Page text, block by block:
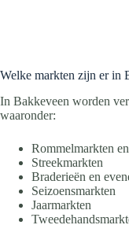
Welke markten zijn er in
In Bakkeveen worden
waaronder:
Rommelmarkten
Streekmarkten
Braderieën en
Seizoensmarkten
Jaarmarkten